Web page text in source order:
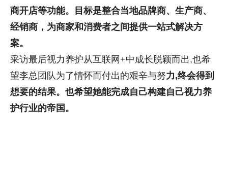
商开店等功能。目标是整合当地品牌商、生产商、
经销商，为商家和消费者之间提供一站式解决方
案。
采访最后视力养护从互联网+中成长脱颖而出,也希
望李总团队为了情怀而付出的艰辛与努力,终会得到
想要的结果。也希望她能完成自己构建自己视力养
护行业的帝国。